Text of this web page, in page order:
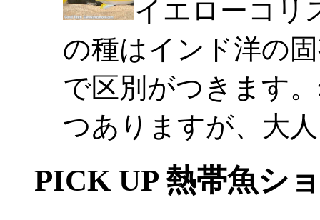
イエローコリ
の種はインド洋の
で区別がつきます
つありますが、大
PICK UP 熱帯魚シ